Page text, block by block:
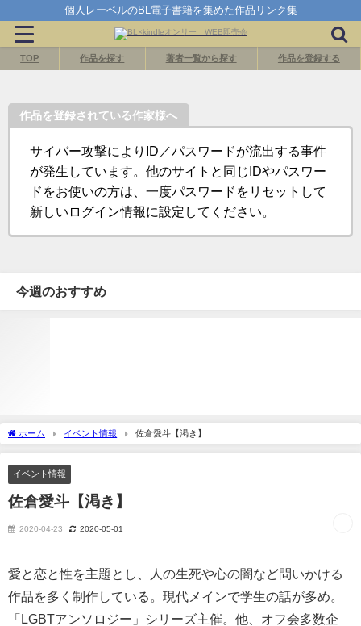
個人レーベルのBL電子書籍を集めた作品リンク集
TOP 作品を探す 著者一覧から探す 作品を登録する
作品を登録されている作家様へ
サイバー攻撃によりID／パスワードが流出する事件
が発生しています。他のサイトと同じIDやパスワー
ドをお使いの方は、一度パスワードをリセットして
新しいログイン情報に設定してください。
今週のおすすめ
ホーム イベント情報 佐倉愛斗【渇き】
イベント情報
佐倉愛斗【渇き】
2020-04-23 2020-05-01
愛と恋と性を主題とし、人の生死や心の闇など問いかける
作品を多く制作している。現代メインで学生の話が多め。
「LGBTアンソロジー」シリーズ主催。他、オフ会多数企